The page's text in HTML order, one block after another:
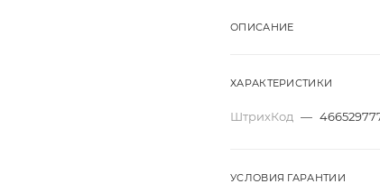
ОПИСАНИЕ
ХАРАКТЕРИСТИКИ
ШтрихКод —
УСЛОВИЯ ГАРАНТИИ